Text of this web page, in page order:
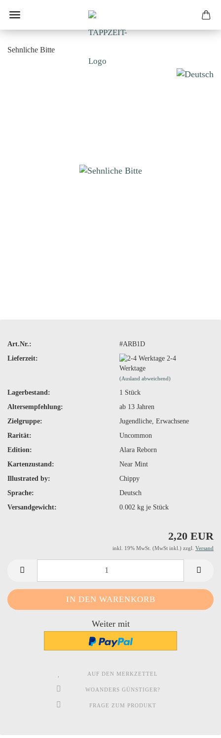
Sehnliche Bitte
Art.Nr.:
#ARB1D
Lieferzeit:
2-4
Werktage
(Ausland abweichend)
Lagerbestand: 1 Stück
Altersempfehlung:
ab 13 Jahren
Zielgruppe:
Jugendliche, Erwachsene
Rarität:
Uncommon
Edition:
Alara Reborn
Kartenzustand:
Near Mint
Illustrated by:
Chippy
Sprache:
Deutsch
Versandgewicht:
0.002kg je Stück
2,20 EUR
inkl. 19% MwSt. (MwSt inkl.) zzgl. Versand
Weiter mit
AUF DEN MERKZETTEL
WOANDERS GÜNSTIGER?
FRAGE ZUM PRODUKT